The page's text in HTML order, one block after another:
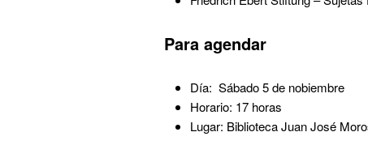
Para agendar
Día: Sábado 5 de nobiembre
Horario: 17 horas
Lugar: Biblioteca Juan José